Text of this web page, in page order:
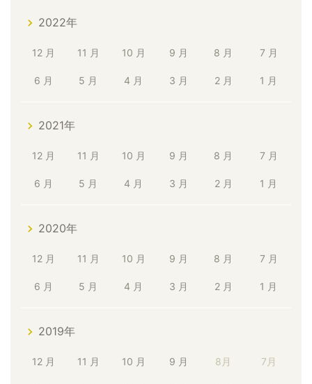
2022年
12 月 11 月 10 月 9 月 8 月 7 月
6 月 5 月 4 月 3 月 2 月 1 月
2021年
12 月 11 月 10 月 9 月 8 月 7 月
6 月 5 月 4 月 3 月 2 月 1 月
2020年
12 月 11 月 10 月 9 月 8 月 7 月
6 月 5 月 4 月 3 月 2 月 1 月
2019年
12 月 11 月 10 月 9 月 8月 7月